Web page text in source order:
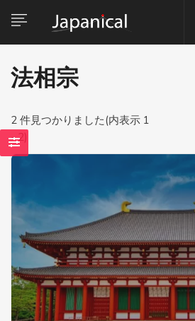
法相宗
2 件見つかりました(内表示 1
- 2)